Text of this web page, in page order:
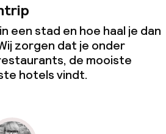
een stad en hoe haal je dan
zorgen dat je onder
de mooiste
hotels vindt.